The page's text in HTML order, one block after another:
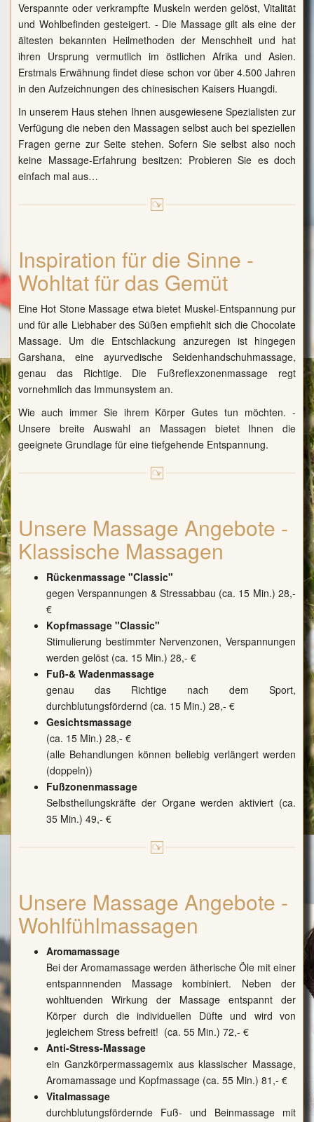
Verspannte oder verkrampfte Muskeln werden gelöst, Vitalität
und Wohlbefinden gesteigert. - Die Massage gilt als eine der
ältesten bekannten Heilmethoden der Menschheit und hat
ihren Ursprung vermutlich im östlichen Afrika und Asien.
Erstmals Erwähnung findet diese schon vor über 4.500 Jahren
in den Aufzeichnungen des chinesischen Kaisers Huangdi.
In unserem Haus stehen Ihnen ausgewiesene Spezialisten zur
Verfügung die neben den Massagen selbst auch bei speziellen
Fragen gerne zur Seite stehen. Sofern Sie selbst also noch
keine Massage-Erfahrung besitzen: Probieren Sie es doch
einfach mal aus…
Inspiration für die Sinne -
Wohltat für das Gemüt
Eine Hot Stone Massage etwa bietet Muskel-Entspannung pur
und für alle Liebhaber des Süßen empfiehlt sich die Chocolate
Massage. Um die Entschlackung anzuregen ist hingegen
Garshana, eine ayurvedische Seidenhandschuhmassage,
genau das Richtige. Die Fußreflexzonenmassage regt
vornehmlich das Immunsystem an.
Wie auch immer Sie ihrem Körper Gutes tun möchten. -
Unsere breite Auswahl an Massagen bietet Ihnen die
geeignete Grundlage für eine tiefgehende Entspannung.
Unsere Massage Angebote -
Klassische Massagen
Rückenmassage "Classic"
gegen Verspannungen & Stressabbau (ca. 15 Min.) 28,-
€
Kopfmassage "Classic"
Stimulierung bestimmter Nervenzonen, Verspannungen
werden gelöst (ca. 15 Min.) 28,- €
Fuß-& Wadenmassage
genau das Richtige nach dem Sport,
durchblutungsfördernd (ca. 15 Min.) 28,- €
Gesichtsmassage
(ca. 15 Min.) 28,- €
(alle Behandlungen können beliebig verlängert werden
(doppeln))
Fußzonenmassage
Selbstheilungskräfte der Organe werden aktiviert (ca.
35 Min.) 49,- €
Unsere Massage Angebote -
Wohlfühlmassagen
Aromamassage
Bei der Aromamassage werden ätherische Öle mit einer
entspannnenden Massage kombiniert. Neben der
wohltuenden Wirkung der Massage entspannt der
Körper durch die individuellen Düfte und wird von
jegleichem Stress befreit! (ca. 55 Min.) 72,- €
Anti-Stress-Massage
ein Ganzkörpermassagemix aus klassischer Massage,
Aromamassage und Kopfmassage (ca. 55 Min.) 81,- €
Vitalmassage
durchblutungsfördernde Fuß- und Beinmassage mit